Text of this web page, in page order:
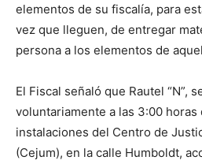
elementos de su fiscalía, para
vez que lleguen, de entregar
persona a los elementos de
El Fiscal señaló que Rautel “N”,
voluntariamente a las 3:00 horas
instalaciones del Centro de
(Cejum), en la calle Humboldt,